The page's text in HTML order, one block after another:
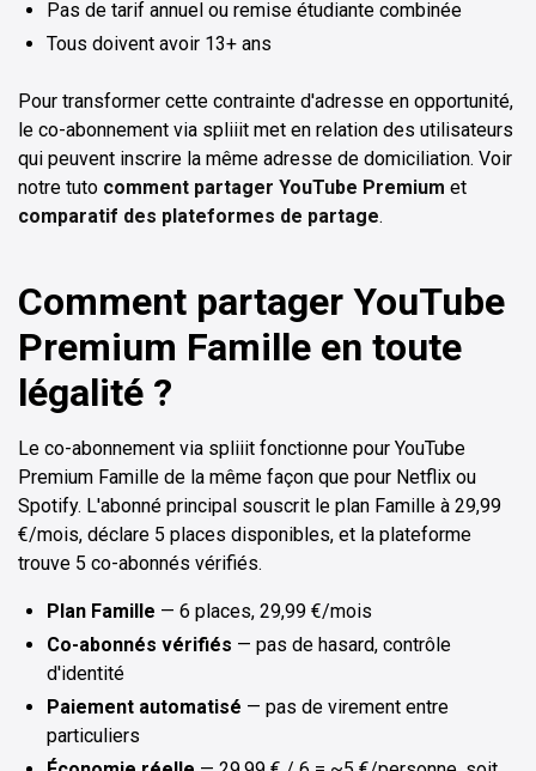
Pas de tarif annuel ou remise étudiante combinée
Tous doivent avoir 13+ ans
Pour transformer cette contrainte d'adresse en opportunité,
le co-abonnement via spliiit met en relation des utilisateurs
qui peuvent inscrire la même adresse de domiciliation. Voir
notre tuto comment partager YouTube Premium et
comparatif des plateformes de partage.
Comment partager YouTube
Premium Famille en toute
légalité ?
Le co-abonnement via spliiit fonctionne pour YouTube
Premium Famille de la même façon que pour Netflix ou
Spotify. L'abonné principal souscrit le plan Famille à 29,99
€/mois, déclare 5 places disponibles, et la plateforme
trouve 5 co-abonnés vérifiés.
Plan Famille — 6 places, 29,99 €/mois
Co-abonnés vérifiés — pas de hasard, contrôle
d'identité
Paiement automatisé — pas de virement entre
particuliers